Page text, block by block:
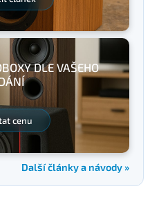
DLE VAŠEHO
cenu
Další články a návody »